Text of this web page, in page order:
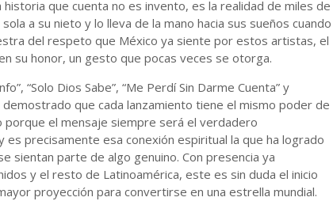
que cuenta no es invento, es la realidad de miles de
a su nieto y lo lleva de la mano hacia sus sueños cuando
del respeto que México ya siente por estos artistas, el
su honor, un gesto que pocas veces se otorga.
“Solo Dios Sabe”, “Me Perdí Sin Darme Cuenta” y
demostrado que cada lanzamiento tiene el mismo poder de
porque el mensaje siempre será el verdadero
es precisamente esa conexión espiritual la que ha logrado
sientan parte de algo genuino. Con presencia ya
y el resto de Latinoamérica, este es sin duda el inicio
proyección para convertirse en una estrella mundial.